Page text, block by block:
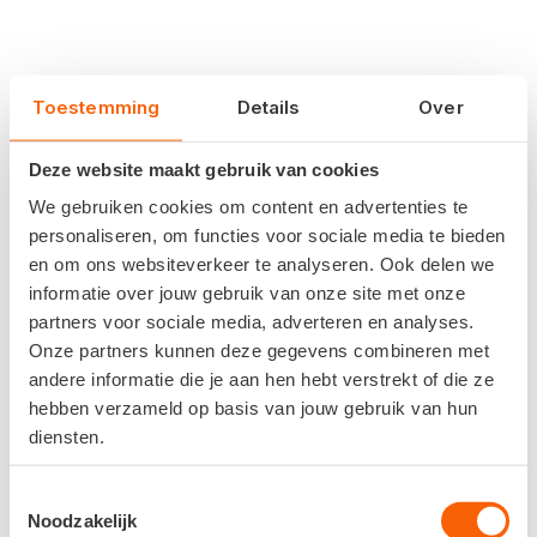
Toestemming Details Over
Deze website maakt gebruik van cookies
We gebruiken cookies om content en advertenties te
personaliseren, om functies voor sociale media te bieden
en om ons websiteverkeer te analyseren. Ook delen we
informatie over jouw gebruik van onze site met onze
partners voor sociale media, adverteren en analyses.
Onze partners kunnen deze gegevens combineren met
andere informatie die je aan hen hebt verstrekt of die ze
hebben verzameld op basis van jouw gebruik van hun
diensten.
Noodzakelijk
Klaar voor de volgende
stap?
Persoonlijk advies in 2 minuten met de Snelstart
Polaris Routewijzer
Snelstart Polaris is de toekomst van boekhouden: sneller,
korte vragen zodat je weet waar je nu staat én hoe je